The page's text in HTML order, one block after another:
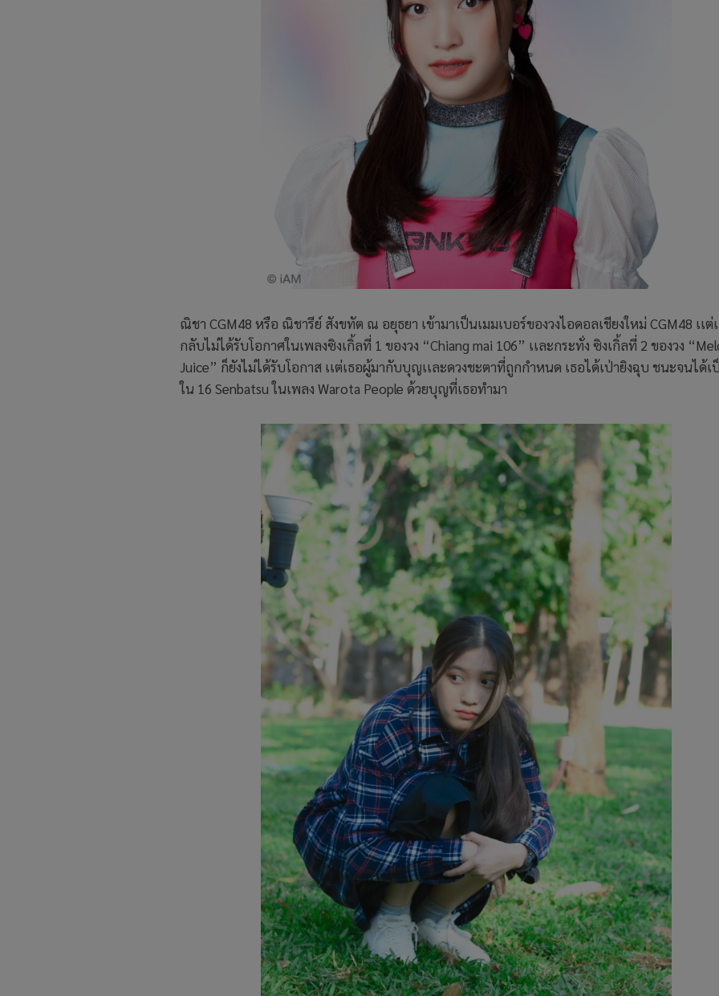
ณิชา CGM48 หรือ ณิชารีย์ สังขทัต ณ อยุธยา เข้ามาเป็นเมมเบอร์ของวงไอดอลเชียงใหม่ CGM48 เเต่
กลับไม่ได้รับโอกาศในเพลงซิงเกิ้ลที่ 1 ของวง “Chiang mai 106” เเละกระทั่ง ซิงเกิ้ลที่ 2 ของวง
Juice” ก็ยังไม่ได้รับโอกาส เเต่เธอผู้มากับบุญเเละดวงชะตาที่ถูกกำหนด เธอได้เป่ายิงฉุบ ชนะจนได้เ
ใน 16 Senbatsu ในเพลง Warota People ด้วยบุญที่เธอทำมา